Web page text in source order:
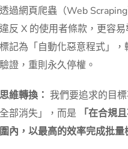
過網頁爬蟲（Web
反 X 的使用者條款，更容
記為「自動化惡意程式」，
證，重則永久停權。
維轉換： 我們要追求的目
部消失」，而是
「在合規
內，以最高的效率完成批量